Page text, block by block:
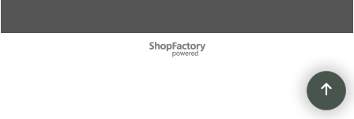
Webwinkel gemaakt met
ShopFactory webwinkel